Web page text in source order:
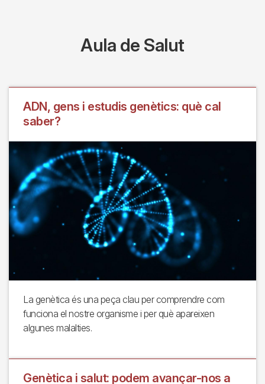
Aula de Salut
ADN, gens i estudis genètics: què cal
saber?
La genètica és una peça clau per comprendre com
funciona el nostre organisme i per què apareixen
algunes malalties.
Genètica i salut: podem avançar-nos a